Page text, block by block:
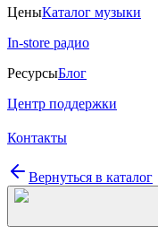
ЦеныКаталог музыки
In-store радио
РесурсыБлог
Центр поддержки
Контакты
Вернуться в каталог